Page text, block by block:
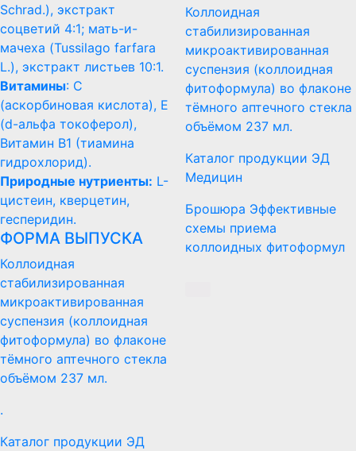
Schrad.), экстракт
соцветий 4:1; мать-и-
мачеха (Tussilago farfara
L.), экстракт листьев 10:1.
Витамины: С
(аскорбиновая кислота), Е
(d-альфа токоферол),
Витамин B1 (тиамина
гидрохлорид).
Природные нутриенты: L-
цистеин, кверцетин,
гесперидин.
ФОРМА ВЫПУСКА
Коллоидная
стабилизированная
микроактивированная
суспензия (коллоидная
фитоформула) во флаконе
тёмного аптечного стекла
объёмом 237 мл.
.
Каталог продукции ЭД
Коллоидная
стабилизированная
микроактивированная
суспензия (коллоидная
фитоформула) во флаконе
тёмного аптечного стекла
объёмом 237 мл.
Каталог продукции ЭД
Медицин
Брошюра Эффективные
схемы приема
коллоидных фитоформул